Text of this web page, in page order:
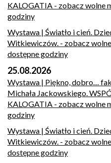
KALOGATIA - zobacz wolne
godziny
Wystawa | Światło i cień.
Witkiewiczów. - zobacz
dostępne godziny
25.08.2026
Wystawa | Piękno, dobro…
Michała Jackowskiego.
KALOGATIA - zobacz wolne
godziny
Wystawa | Światło i cień.
Witkiewiczów. - zobacz
dostępne godziny